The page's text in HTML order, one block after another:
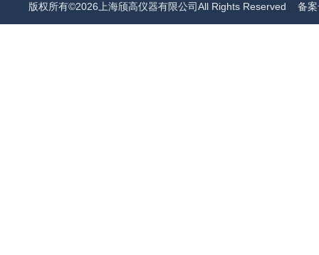
版权所有©2026上海颀高仪器有限公司All Rights Reserved 备